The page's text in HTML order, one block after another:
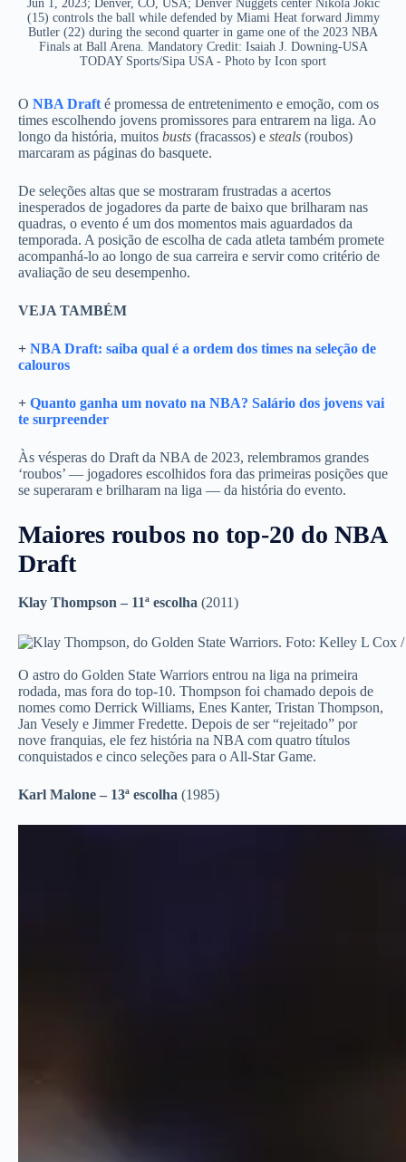
Jun 1, 2023; Denver, CO, USA; Denver Nuggets center Nikola Jokic
(15) controls the ball while defended by Miami Heat forward Jimmy
Butler (22) during the second quarter in game one of the 2023 NBA
Finals at Ball Arena. Mandatory Credit: Isaiah J. Downing-USA
TODAY Sports/Sipa USA - Photo by Icon sport
O NBA Draft é promessa de entretenimento e emoção, com os
times escolhendo jovens promissores para entrarem na liga. Ao
longo da história, muitos busts (fracassos) e steals (roubos)
marcaram as páginas do basquete.
De seleções altas que se mostraram frustradas a acertos
inesperados de jogadores da parte de baixo que brilharam nas
quadras, o evento é um dos momentos mais aguardados da
temporada. A posição de escolha de cada atleta também promete
acompanhá-lo ao longo de sua carreira e servir como critério de
avaliação de seu desempenho.
VEJA TAMBÉM
+ NBA Draft: saiba qual é a ordem dos times na seleção de
calouros
+ Quanto ganha um novato na NBA? Salário dos jovens vai
te surpreender
Às vésperas do Draft da NBA de 2023, relembramos grandes
‘roubos’ — jogadores escolhidos fora das primeiras posições que
se superaram e brilharam na liga — da história do evento.
Maiores roubos no top-20 do NBA
Draft
Klay Thompson – 11ª escolha (2011)
O astro do Golden State Warriors entrou na liga na primeira
rodada, mas fora do top-10. Thompson foi chamado depois de
nomes como Derrick Williams, Enes Kanter, Tristan Thompson,
Jan Vesely e Jimmer Fredette. Depois de ser “rejeitado” por
nove franquias, ele fez história na NBA com quatro títulos
conquistados e cinco seleções para o All-Star Game.
Karl Malone – 13ª escolha (1985)